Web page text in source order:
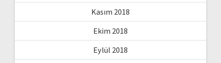
Kasım 2018
Ekim 2018
Eylül 2018